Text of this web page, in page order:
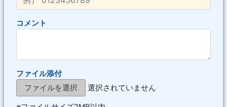
コメント
ファイル添付
ファイルを選択
選択されていません